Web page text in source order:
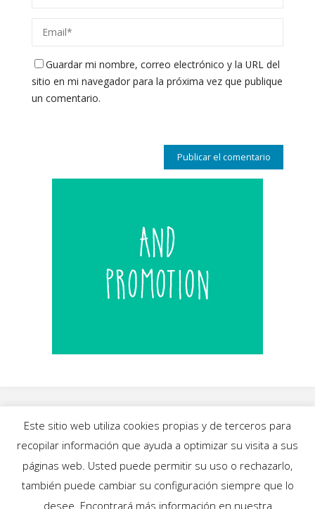
Guardar mi nombre, correo electrónico y la URL del
sitio en mi navegador para la próxima vez que publique
un comentario.
GALERÍAS
QUIÉNES SOMOS
Este sitio web utiliza cookies propias y de terceros para
recopilar información que ayuda a optimizar su visita a sus
páginas web. Usted puede permitir su uso o rechazarlo,
también puede cambiar su configuración siempre que lo
desee. Encontrará más información en nuestra